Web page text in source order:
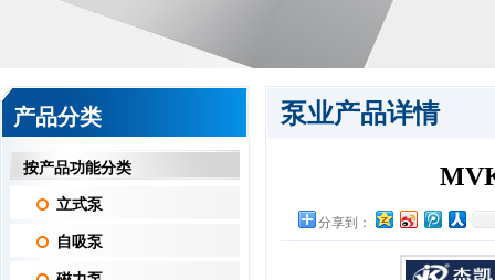
产品分类
按产品功能分类
立式泵
自吸泵
泵业产品详情
分享到：